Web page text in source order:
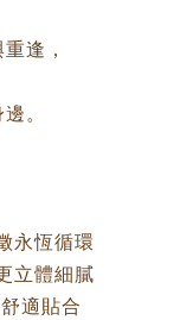
逢，
。
永恆循環
立體細膩
適貼合